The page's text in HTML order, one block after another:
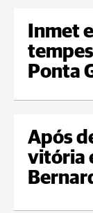
Inmet
Ponta
Após
vitória